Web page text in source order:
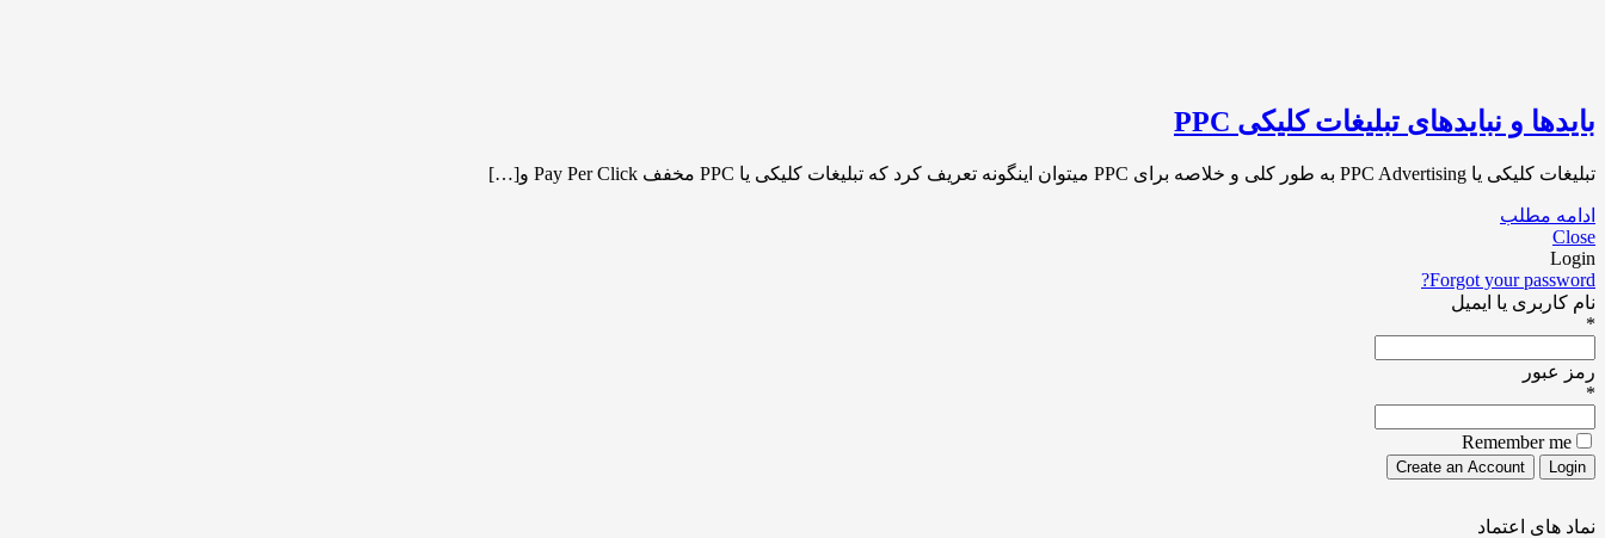
بایدها و نبایدهای تبلیغات کلیکی PPC
تبلیغات کلیکی یا PPC Advertising به طور کلی و خلاصه برای PPC میتوان اینگونه تعریف کرد که تبلیغات کلیکی یا PPC مخفف Pay Per Click و[…]
ادامه مطلب
Close
Login
Forgot your password?
نام کاربری یا ایمیل
*
رمز عبور
*
Remember me
نماد های اعتماد